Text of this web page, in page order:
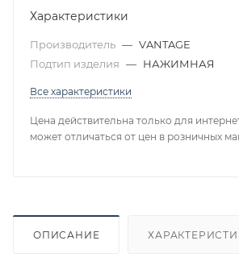
Характеристики
Производитель — VANTAGE
Подтип изделия — НАЖИМНАЯ
Все характеристики
Цена действительна только для
может отличаться от цен в розничных
ОПИСАНИЕ